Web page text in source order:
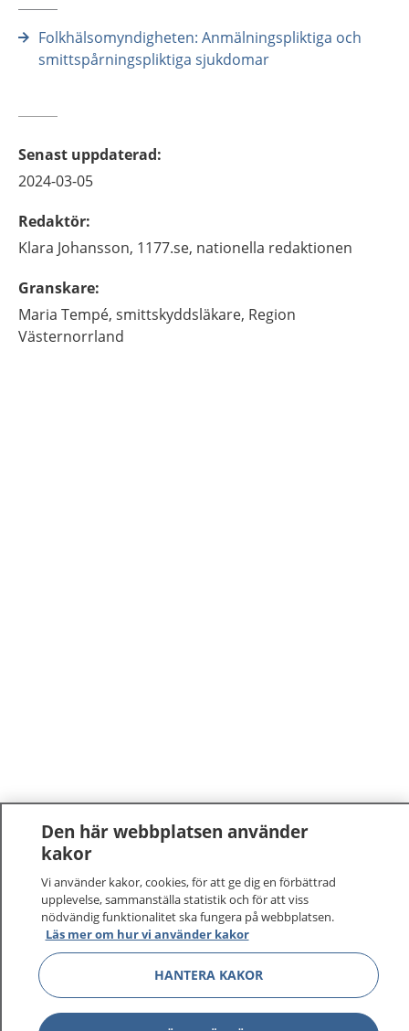
Folkhälsomyndigheten: Anmälningspliktiga och
smittspårningspliktiga sjukdomar
Senast uppdaterad:
2024-03-05
Redaktör:
Klara Johansson, 1177.se, nationella redaktionen
Granskare:
Maria Tempé, smittskyddsläkare, Region
Västernorrland
1177 –tryggt om din hälsa och vård
På 1177.se får du råd om hälsa och information om
sjukdomar och vilka mottagningar du kan kontakta.
Logga in för att läsa din journal och göra dina
vårdärenden. Ring telefonnummer 1177 för
sjukvårdsrådgivning dygnet runt.
1177 ger dig råd när du vill må bättre.
Den här webbplatsen använder
kakor
Vi använder kakor, cookies, för att ge dig en förbättrad
upplevelse, sammanställa statistik och för att viss
nödvändig funktionalitet ska fungera på webbplatsen.
Läs mer om hur vi använder kakor
HANTERA KAKOR